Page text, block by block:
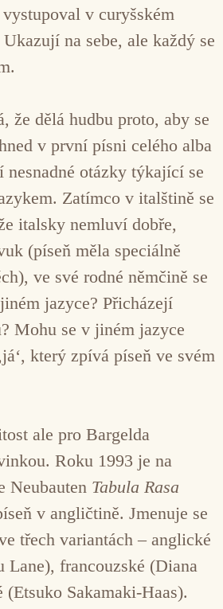
v curyšském
na sebe, ale každý se
že dělá hudbu proto, aby se
v první písni celého alba
otázky týkající se
Zatímco v italštině se
italsky nemluví dobře,
(píseň měla speciálně
ve své rodné němčině se
jazyce? Přicházejí
Mohu se v jiném jazyce
který zpívá píseň ve svém
ale pro Bargelda
Roku 1993 je na
Neubauten Tabula Rasa
v angličtině. Jmenuje se
třech variantách – anglické
Lane), francouzské (Diana
Sakamaki-Haas).